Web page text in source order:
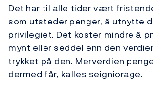
Det har til alle tider vært
som utsteder penger, å utnytte
privilegiet. Det koster mindre å
mynt eller seddel enn den
trykket på den. Merverdien
dermed får, kalles seigniorage.